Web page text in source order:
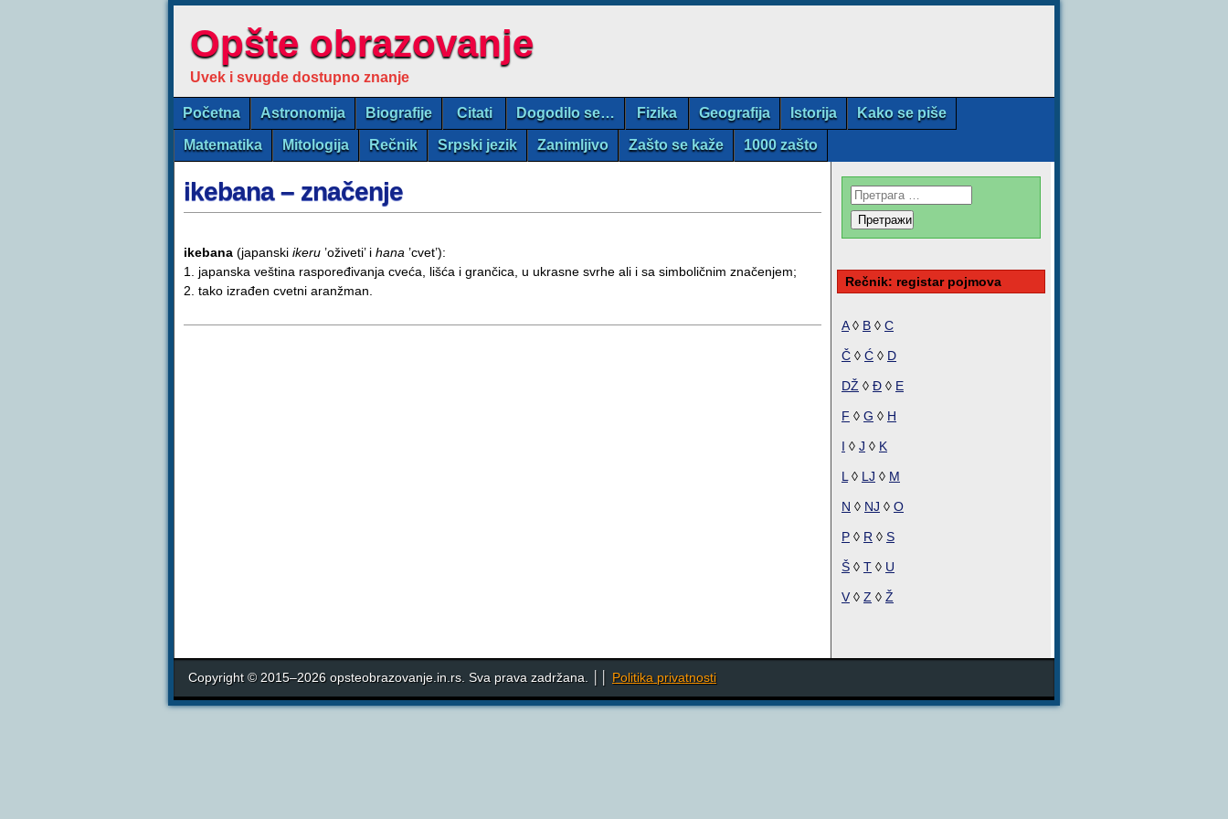
Opšte obrazovanje
Uvek i svugde dostupno znanje
Početna Astronomija Biografije Citati Dogodilo se… Fizika Geografija Istorija Kako se piše
Matematika Mitologija Rečnik Srpski jezik Zanimljivo Zašto se kaže 1000 zašto
ikebana – značenje
ikebana (japanski ikeru ’oživeti’ i hana ’cvet’):
1. japanska veština raspoređivanja cveća, lišća i grančica, u ukrasne svrhe ali i sa simboličnim značenjem;
2. tako izrađen cvetni aranžman.
Rečnik: registar pojmova
A◊ B ◊ C
Č ◊ Ć ◊ D
DŽ ◊ Đ ◊ E
F ◊ G ◊ H
I ◊ J ◊ K
L ◊ LJ ◊ M
N ◊ NJ ◊ O
P ◊ R ◊ S
Š ◊ T ◊ U
V ◊ Z ◊ Ž
Copyright © 2015–2026 opsteobrazovanje.in.rs. Sva prava zadržana. ││ Politika privatnosti